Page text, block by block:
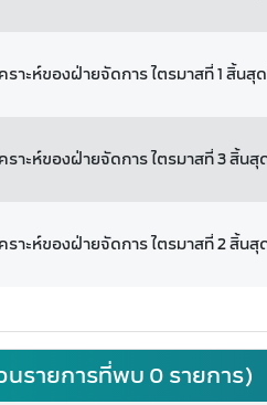
ราะห์ของฝ่ายจัดการ ไตรมาสที่ 1 สิ้นสุ
ราะห์ของฝ่ายจัดการ ไตรมาสที่ 3 สิ้น
ราะห์ของฝ่ายจัดการ ไตรมาสที่ 2 สิ้น
นรายการที่พบ 0 รายการ)